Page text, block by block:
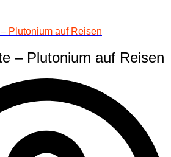
Plutonium auf Reisen
– Plutonium auf Reisen